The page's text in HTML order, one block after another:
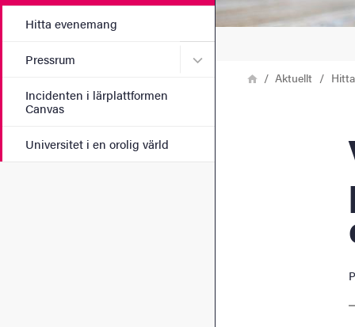
Hitta evenemang
Pressrum Undermeny för Pressrum
Incidenten i lärplattformen
Canvas
Universitet i en orolig värld
LänkstigHemAktuellt